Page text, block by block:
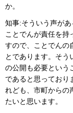
か。
知事:そういう声が
ことでんが責任を持
すので、ことでんの
とであります。そう
の公開も必要という
であると思っており
れども、市町からの
たいと思います。